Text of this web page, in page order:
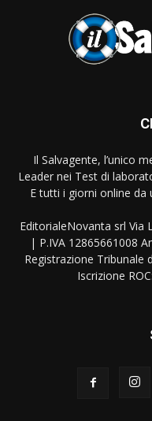
Il Salvagente, l’unico
Leader nei Test di
E tutti i giorni online da
EditorialeNovanta srl Via
| P.IVA 12865661008
Registrazione Tribunale
Iscrizione